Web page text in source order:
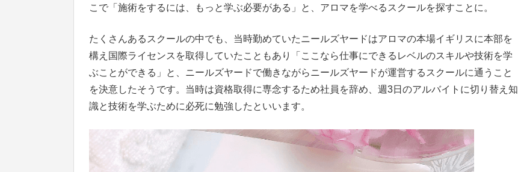
こで「施術をするには、もっと学ぶ必要がある」と、アロマを学べるスクールを探すことに。
たくさんあるスクールの中でも、当時勤めていたニールズヤードはアロマの本場イギリスに本部を
構え国際ライセンスを取得していたこともあり「ここなら仕事にできるレベルのスキルや技術を学
ぶことができる」と、ニールズヤードで働きながらニールズヤードが運営するスクールに通うこと
を決意したそうです。当時は資格取得に専念するため社員を辞め、週3日のアルバイトに切り替え知
識と技術を学ぶために必死に勉強したといいます。